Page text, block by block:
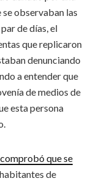
observaban las
de días, el
que replicaron
denunciando
a entender que
de medios de
esta persona
que se
de